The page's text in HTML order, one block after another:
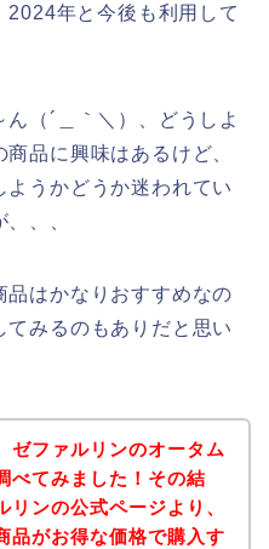
年と今後も利用して
（´＿｀＼）、どうしよ
品に興味はあるけど、
うかどうか迷われてい
、、
はかなりおすすめなの
みるのもありだと思い
ゼファルリンのオータム
べてみました！その結
リンの公式ページより、
品がお得な価格で購入す